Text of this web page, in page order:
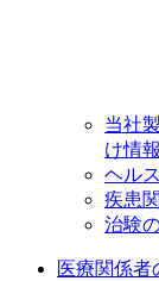
当社
け情報
ヘル
疾患
治験
医療関係者